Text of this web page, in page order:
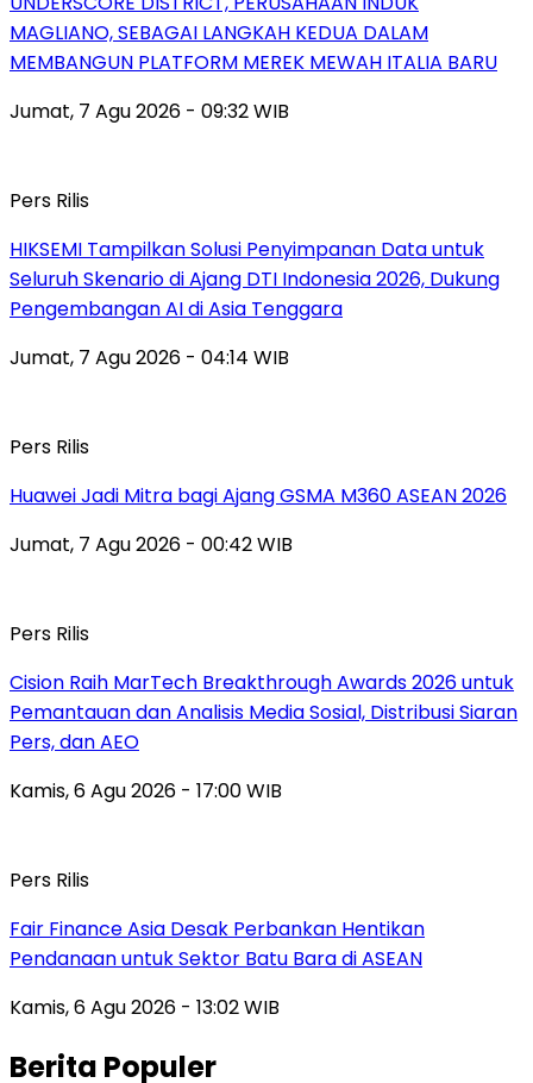
MAGLIANO, SEBAGAI LANGKAH KEDUA DALAM
MEMBANGUN PLATFORM MEREK MEWAH ITALIA BARU
Jumat, 7 Agu 2026 - 09:32 WIB
Pers Rilis
HIKSEMI Tampilkan Solusi Penyimpanan Data untuk
Seluruh Skenario di Ajang DTI Indonesia 2026, Dukung
Pengembangan AI di Asia Tenggara
Jumat, 7 Agu 2026 - 04:14 WIB
Pers Rilis
Huawei Jadi Mitra bagi Ajang GSMA M360 ASEAN 2026
Jumat, 7 Agu 2026 - 00:42 WIB
Pers Rilis
Cision Raih MarTech Breakthrough Awards 2026 untuk
Pemantauan dan Analisis Media Sosial, Distribusi Siaran
Pers, dan AEO
Kamis, 6 Agu 2026 - 17:00 WIB
Pers Rilis
Fair Finance Asia Desak Perbankan Hentikan
Pendanaan untuk Sektor Batu Bara di ASEAN
Kamis, 6 Agu 2026 - 13:02 WIB
Berita Populer